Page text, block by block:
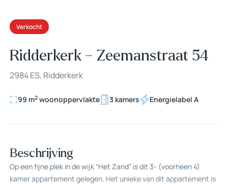
Verkocht
Ridderkerk – Zeemanstraat 54
2984 ES, Ridderkerk
99 m2 woonoppervlakte 3 kamers Energielabel A
Beschrijving
Op een fijne plek in de wijk “Het Zand” is dit 3- (voorheen 4)
kamer appartement gelegen. Het unieke van dit appartement is